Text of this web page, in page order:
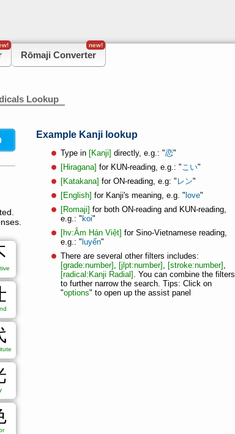
Rōmaji Converter
new!
Lookup
弋
Example Kanji lookup
Type in [Kanji] directly, e.g.: "恋"
[Hiragana] for KUN-reading, e.g.: "こい"
[Katakana] for ON-reading, e.g: " レン"
[English] for Kanji's meaning, e.g. " love"
[Romaji] for both ON-reading and KUN-reading,
e.g.: " koi"
[hv:Âm Hán Việt] for Sino-Vietnamese reading,
e.g.: " luyến"
There are several other filters includes:
[grade:number] , [jlpt:number] , [stroke:number] ,
[radical:Kanji Radial] . You can combine the filters
to further narrow the search. Tips: Click on
"options" to open up the assist panel